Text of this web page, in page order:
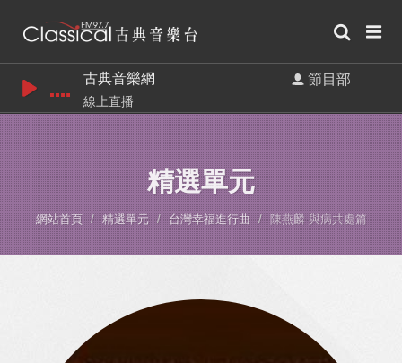
古典音樂網 節目部
線上直播